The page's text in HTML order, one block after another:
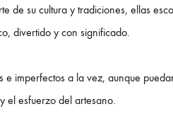
de su cultura y tradiciones, ellas
divertido y con significado.
imperfectos a la vez, aunque
el esfuerzo del artesano.